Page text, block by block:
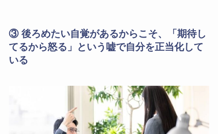
③ 後ろめたい自覚があるからこそ、「期待し
てるから怒る」という嘘で自分を正当化して
いる